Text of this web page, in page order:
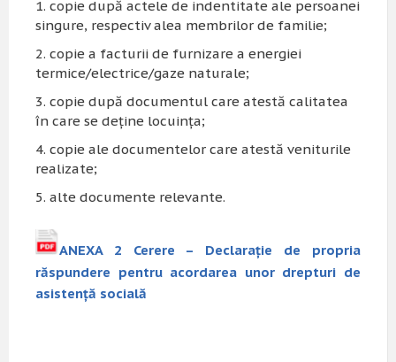
copie după actele de indentitate ale persoanei
singure, respectiv alea membrilor de familie;
copie a facturii de furnizare a energiei
termice/electrice/gaze naturale;
copie după documentul care atestă calitatea
în care se deține locuința;
copie ale documentelor care atestă veniturile
realizate;
alte documente relevante.
ANEXA 2 Cerere – Declarație de propria
răspundere pentru acordarea unor drepturi de
asistență socială